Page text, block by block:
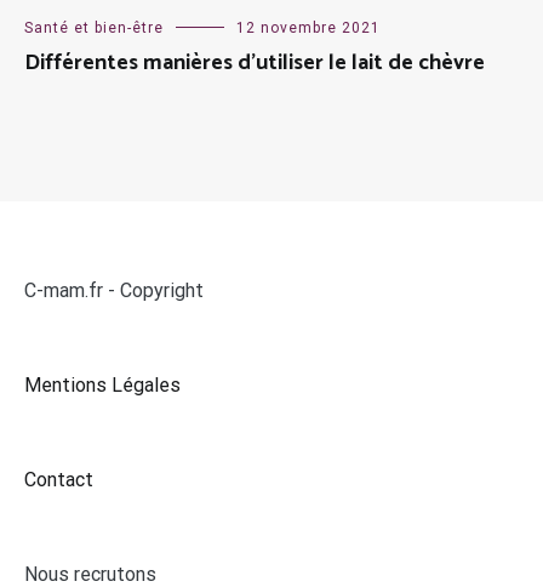
Santé et bien-être 12 novembre 2021
Différentes manières d’utiliser le lait de chèvre
C-mam.fr - Copyright
Mentions Légales
Contact
Nous recrutons